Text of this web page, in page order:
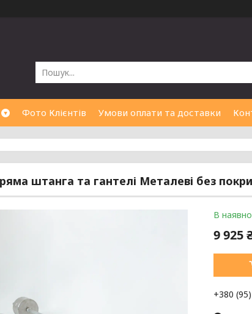
Фото Клієнтів Умови оплати та доставки
штанга та гантелі Металеві без
В
9 925
+380